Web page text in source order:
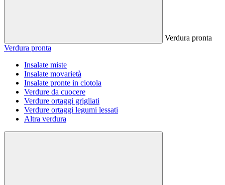
Verdura pronta
Verdura pronta
Insalate miste
Insalate movarietà
Insalate pronte in ciotola
Verdure da cuocere
Verdure ortaggi grigliati
Verdure ortaggi legumi lessati
Altra verdura